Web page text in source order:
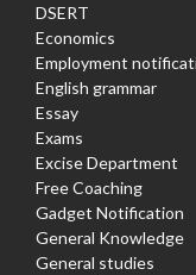
DSERT
Economics
Employment
English grammar
Essay
Exams
Excise Department
Free Coaching
Gadget Notification
General Knowledge
General studies